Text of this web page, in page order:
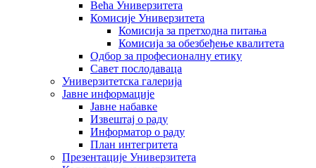
Већа Универзитета
Комисије Универзитета
Комисија за претходна питања
Комисија за обезбеђење квалитета
Одбор за професионалну етику
Савет послодаваца
Универзитетска галерија
Јавне информације
Јавне набавке
Извештај о раду
Информатор о раду
План интегритета
Презентације Универзитета